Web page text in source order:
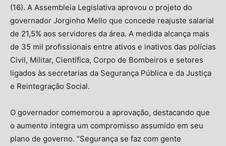
(16). A Assembleia Legislativa aprovou o projeto do
governador Jorginho Mello que concede reajuste salarial
de 21,5% aos servidores da área. A medida alcança mais
de 35 mil profissionais entre ativos e inativos das polícias
Civil, Militar, Científica, Corpo de Bombeiros e setores
ligados às secretarias da Segurança Pública e da Justiça
e Reintegração Social.
O governador comemorou a aprovação, destacando que
o aumento integra um compromisso assumido em seu
plano de governo. “Segurança se faz com gente